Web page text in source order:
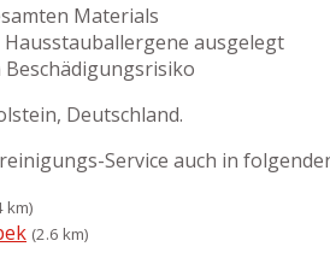
Materials
ausgelegt
Deutschland.
Service auch in
km)
(2.6 km)